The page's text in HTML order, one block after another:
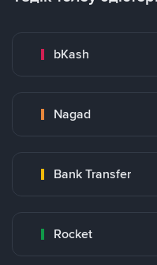
bKash
Nagad
Bank Transfer
Rocket